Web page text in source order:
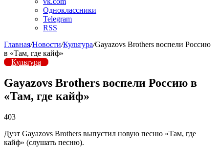
Одноклассники
Telegram
RSS
Главная/Новости/Культура/Gayazovs Brothers воспели Россию
в «Там, где кайф»
Культура
Gayazovs Brothers воспели Россию в
«Там, где кайф»
403
Дуэт Gayazovs Brothers выпустил новую песню «Там, где
кайф» (слушать песню).